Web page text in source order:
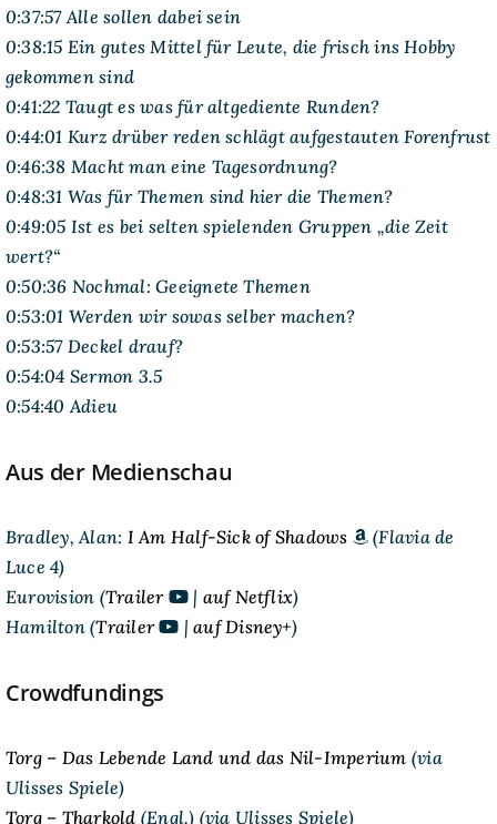
0:37:57 Alle sollen dabei sein
0:38:15 Ein gutes Mittel für Leute, die frisch ins Hobby
gekommen sind
0:41:22 Taugt es was für altgediente Runden?
0:44:01 Kurz drüber reden schlägt aufgestauten Forenfrust
0:46:38 Macht man eine Tagesordnung?
0:48:31 Was für Themen sind hier die Themen?
0:49:05 Ist es bei selten spielenden Gruppen „die Zeit
wert?“
0:50:36 Nochmal: Geeignete Themen
0:53:01 Werden wir sowas selber machen?
0:53:57 Deckel drauf?
0:54:04 Sermon 3.5
0:54:40 Adieu
Aus der Medienschau
Bradley, Alan: I Am Half-Sick of Shadows
(Flavia de
Luce 4)
Eurovision (Trailer | auf Netflix)
Hamilton (Trailer |auf Disney+)
Crowdfundings
Torg – Das Lebende Land und das Nil-Imperium (via
Ulisses Spiele)
Torg – Tharkold (Engl.) (via Ulisses Spiele)